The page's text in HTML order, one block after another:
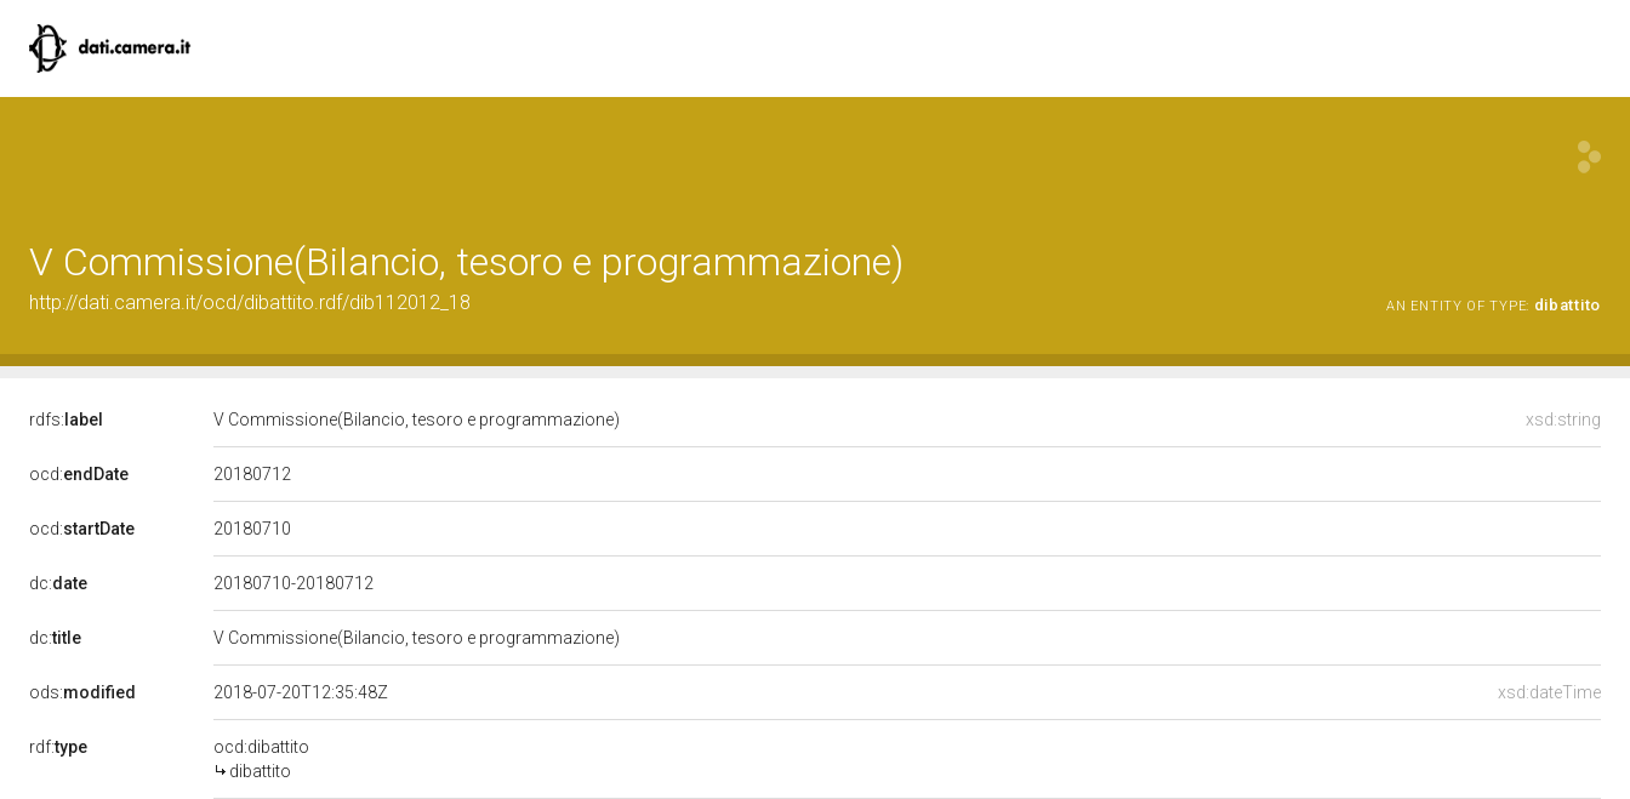
V Commissione(Bilancio, tesoro e programmazione)
http://dati.camera.it/ocd/dibattito.rdf/dib112012_18 AN ENTITY OF TYPE: dibattito
rdfs: label xsd:string
V Commissione(Bilancio, tesoro e programmazione)
ocd:endDate 20180712
ocd:startDate 20180710
dc:date 20180710-20180712
dc:title V Commissione(Bilancio, tesoro e programmazione)
ods:modified xsd:dateTime
2018-07-20T12:35:48Z
rdf:type
ocd:dibattito
dibattito